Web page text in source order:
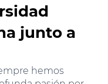
junto a
hemos